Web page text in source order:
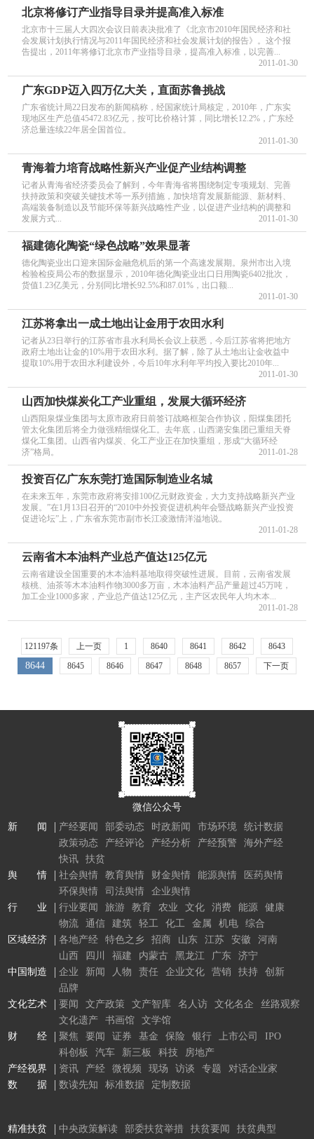
北京将修订产业指导目录并提高准入标准
北京市十三届人大四次会议日前表决批准了《北京市2010年国民经济和社
会发展计划执行情况与2011年国民经济和社会发展计划的报告》。这个报
告提出，2011年将修订北京市产业指导目录，提高准入标准，以完善...
2011-01-30
广东GDP迈入四万亿大关，直面苏鲁挑战
广东省统计局22日发布的新闻稿称，经国家统计局核定，2010年，广东实
现地区生产总值45472.83亿元，按可比价格计算，同比增长12.2%，广东经
济总量连续22年居全国首位。
2011-01-30
青海着力培育战略性新兴产业促产业结构调整
记者从青海省经济委员会了解到，今年青海省将围绕制定专项规划、完善
扶持政策和突破关键技术等一系列措施，加快培育发展新能源、新材料、
高端装备制造以及节能环保等新兴战略性产业，以促进产业结构的调整和
发展方式...
2011-01-30
福建德化陶瓷“绿色战略”效果显著
德化陶瓷业出口迎来国际金融危机后的第一个高速发展期。泉州市出入境
检验检疫局公布的数据显示，2010年德化陶瓷业出口日用陶瓷6402批次，
货值1.23亿美元，分别同比增长92.5%和87.01%，出口额...
2011-01-30
江苏将拿出一成土地出让金用于农田水利
记者从23日举行的江苏省市县水利局长会议上获悉，今后江苏省将把地方
政府土地出让金的10%用于农田水利。据了解，除了从土地出让金收益中
提取10%用于农田水利建设外，今后10年水利年平均投入要比2010年...
2011-01-30
山西加快煤炭化工产业重组，发展大循环经济
山西阳泉煤业集团与太原市政府日前签订战略框架合作协议，阳煤集团托
管太化集团后将全力做强精细煤化工。去年底，山西潞安集团已重组天脊
煤化工集团。山西省内煤炭、化工产业正在加快重组，形成“大循环经
济”格局。
2011-01-28
投资百亿广东东莞打造国际制造业名城
在未来五年，东莞市政府将安排100亿元财政资金，大力支持战略新兴产业
发展。”在1月13日召开的“2010中外投资促进机构年会暨战略新兴产业投资
促进论坛”上，广东省东莞市副市长江凌激情洋溢地说。
2011-01-28
云南省木本油料产业总产值达125亿元
云南省建设全国重要的木本油料基地取得突破性进展。目前，云南省发展
核桃、油茶等木本油料作物3000多万亩，木本油料产品产量超过45万吨，
加工企业1000多家，产业总产值达125亿元，主产区农民年人均木本...
2011-01-28
121197条 上一页 1 8640 8641 8642 8643
8644 8645 8646 8647 8648 8657 下一页
微信公众号
新 闻
产经要闻 部委动态 时政新闻 市场环境
统计数据
政策动态
产经评论 产经分析 产经预警
海外产经
快讯
扶贫
舆 情
社会舆情 教育舆情 财金舆情 能源舆情
医药舆情
环保舆情
司法舆情
企业舆情
行 业
行业要闻 旅游 教育 农业 文化 消费 能源
健康
物流
通信 建筑 轻工 化工 金属 机电
综合
区域经济
各地产经 特色之乡 招商 山东 江苏 安徽
河南
山西
四川 福建 内蒙古 黑龙江 广东
济宁
中国制造
企业 新闻 人物 责任 企业文化 营销 扶持
创新
品牌
文化艺术
要闻 文产政策 文产智库 名人访 文化名企
丝路观察
文化遗产
书画馆
文学馆
财 经
聚焦 要闻 证券 基金 保险 银行 上市公司
IPO
科创板
汽车 新三板 科技
房地产
产经视界
资讯 产经 微视频 现场 访谈 专题
对话企业家
数 据
数读先知 标准数据 定制数据
精准扶贫 中央政策解读 部委扶贫举措 扶贫要闻 扶贫典型